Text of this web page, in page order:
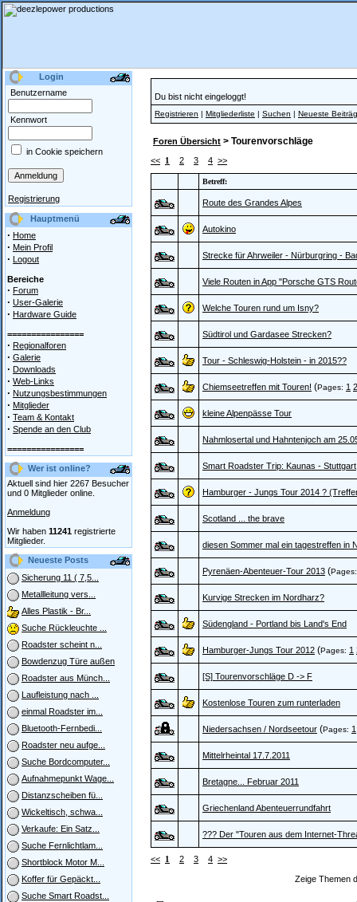
Login
Benutzername
Kennwort
in Cookie speichern
Registrierung
Hauptmenü
· Home
· Mein Profil
· Logout
Bereiche
· Forum
· User-Galerie
· Hardware Guide
================
· Regionalforen
· Galerie
· Downloads
· Web-Links
· Nutzungsbestimmungen
· Mitglieder
· Team & Kontakt
· Spende an den Club
================
Wer ist online?
Aktuell sind hier 2267 Besucher
und 0 Mitglieder online.
Anmeldung
Wir haben 11241 registrierte
Mitglieder.
Neueste Posts
Sicherung 11 ( 7,5...
Metallleitung vers...
Alles Plastik - Br...
Suche Rückleuchte ...
Roadster scheint n...
Bowdenzug Türe außen
Roadster aus Münch...
Laufleistung nach ...
einmal Roadster im...
Bluetooth-Fernbedi...
Roadster neu aufge...
Suche Bordcomputer...
Aufnahmepunkt Wage...
Distanzscheiben fü...
Wickeltisch, schwa...
Verkaufe: Ein Satz...
Suche Fernlichtlam...
Shortblock Motor M...
Koffer für Gepäckt...
Suche Smart Roadst...
Du bist nicht eingeloggt!
Registrieren | Mitgliederliste | Suchen | Neueste
Foren Übersicht > Tourenvorschläge
<< 1 2 3 4 >>
Betreff:
Route des Grandes Alpes
Autokino
Strecke für Ahrweiler - Nürburgring -
Viele Routen in App "Porsche GTS
Welche Touren rund um Isny?
Südtirol und Gardasee Strecken?
Tour - Schleswig-Holstein - in 2015??
Chiemseetreffen mit Touren! (Pages: 1 2
kleine Alpenpässe Tour
Nahmlosertal und Hahntenjoch am
Smart Roadster Trip: Kaunas - Stuttgart
Hamburger - Jungs Tour 2014 ?
Scotland ... the brave
diesen Sommer mal ein tagestreffen in
Pyrenäen-Abenteuer-Tour 2013 (
Kurvige Strecken im Nordharz?
Südengland - Portland bis Land's End
Hamburger-Jungs Tour 2012 (Pages: 1
[S] Tourenvorschläge D -> F
Kostenlose Touren zum runterladen
Niedersachsen / Nordseetour (Pages: 1
Mittelrheintal 17.7.2011
Bretagne... Februar 2011
Griechenland Abenteuerrundfahrt
??? Der "Touren aus dem Internet-
<< 1 2 3 4 >>
Zeige Themen